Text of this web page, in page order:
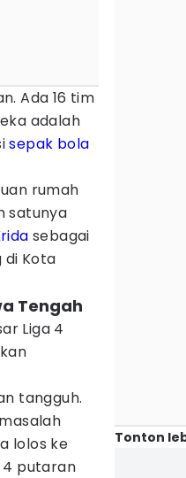
Ada 16 tim
adalah
sepak bola
rumah
satunya
sebagai
di Kota
Tengah
Liga 4
tangguh.
lolos ke
4 putaran
Tonton